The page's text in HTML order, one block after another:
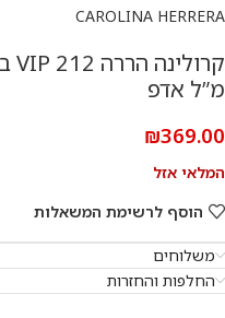
CAROLINA HERRERA
מ”ל אדפ
₪369.00
המלאי אזל
הוסף לרשימת המשאלות
משלוחים
החלפות והחזרות